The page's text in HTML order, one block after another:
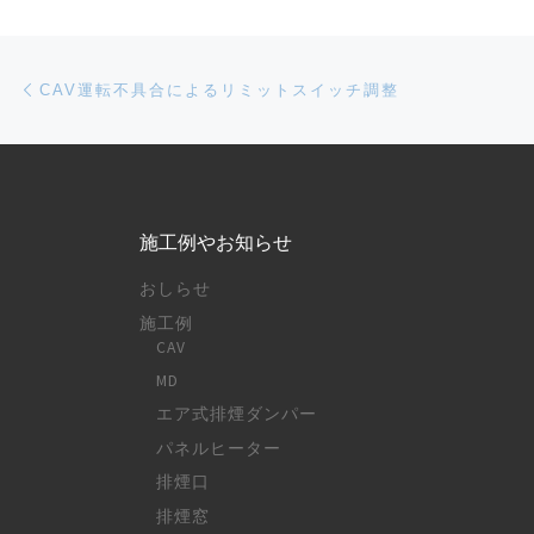
Post navigation
CAV運転不具合によるリミットスイッチ調整
施工例やお知らせ
おしらせ
施工例
CAV
MD
エア式排煙ダンパー
パネルヒーター
排煙口
排煙窓